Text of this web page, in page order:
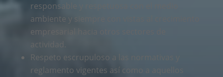
responsable y respetuosa con el medio
ambiente y siempre con vistas al crecimiento
empresarial hacia otros sectores de
actividad.
Respeto escrupuloso a las normativas y
reglamento vigentes así como a aquellos